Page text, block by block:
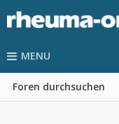
MENU
Foren durchsuchen